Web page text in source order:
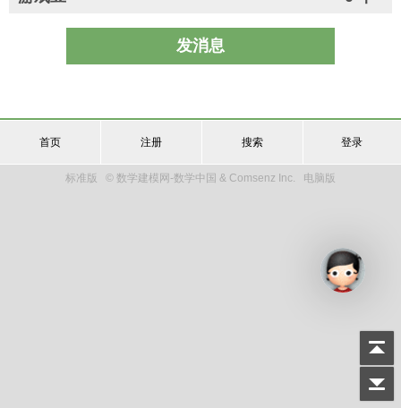
发消息
首页 注册 搜索 登录
标准版 © 数学建模网-数学中国 & Comsenz Inc. 电脑版